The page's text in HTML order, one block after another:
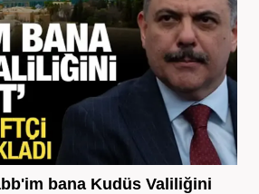
bana Kudüs Valiliğini